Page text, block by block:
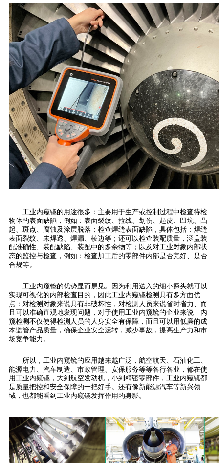
工业内窥镜的用途很多：主要用于生产或控制过程中检查待检
物体的表面缺陷，例如：表面裂纹、拉线、划伤、起皮、凹坑、凸
起、斑点、腐蚀及涂层脱落；检查焊缝表面缺陷，具体包括：焊缝
表面裂纹、未焊透、焊漏、棱边等；还可以检查装配质量，涵盖装
配准确性、装配缺陷、装配中的多余物等；以及对工业对象内部状
态的监控与检查，例如：检查加工后的零部件内部是否完好、是否
合规等。
工业内窥镜的优势显而易见。因为利用送入的细小探头就可以
实现可视化的内部检查目的，因此工业内窥镜检测具有多方面优
点：对检测对象来说具有非破坏性，对检测人员来说省时省力、而
且可以准确直观地发现问题，对于使用工业内窥镜的企业来说，内
窥检测不仅使得检测人员的人身安全有保障，而且可以用低廉的成
本监管产品质量，确保企业安全运转，减少事故，提高生产力和市
场竞争能力。
所以，工业内窥镜的应用越来越广泛，航空航天、石油化工、
能源电力、汽车制造、市政管理、安保服务等等各行各业，都在使
用工业内窥镜，大到航空发动机，小到精密零部件，工业内窥镜都
是质量把控和安全保障的一把好手。还有像新能源汽车等新兴领
域，也都能看到工业内窥镜发挥作用的身影。